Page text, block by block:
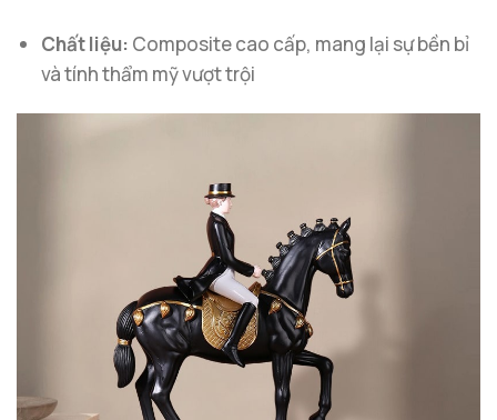
Chất liệu: Composite cao cấp, mang lại sự bền bỉ
và tính thẩm mỹ vượt trội